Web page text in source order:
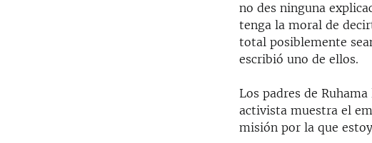
no des ninguna
tenga la moral de
total posiblemente
escribió uno de ellos.
Los padres de
activista muestra el
misión por la que